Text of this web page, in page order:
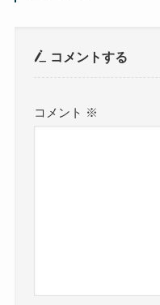
コメントする
コメント ※